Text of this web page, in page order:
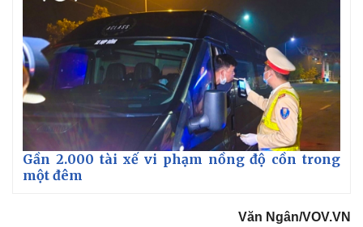
.
4
7
i
n
g
T
e
c
u
e
Gần 2.000 tài xế vi phạm nồng độ cồn trong
một đêm
Văn Ngân/VOV.VN